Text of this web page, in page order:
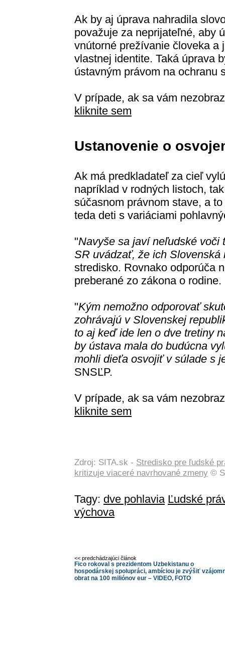
Ak by aj úprava nahradila
považuje za neprijateľné, aby
vnútorné prežívanie človeka a
vlastnej identite. Taká úprava
ústavným právom na ochranu
V prípade, ak sa vám
kliknite sem
Ustanovenie o
Ak má predkladateľ za cieľ
napríklad v rodných listoch,
súčasnom právnom stave, a
teda deti s variáciami
"Navyše sa javí neľudské voči
SR uvádzať, že ich Slovenská
stredisko. Rovnako odporúča
preberané zo zákona o rodine.
"Kým nemožno odporovať
zohrávajú v Slovenskej
to aj keď ide len o dve tretiny
by ústava mala do budúcna
mohli dieťa osvojiť v súlade s
SNSĽP.
V prípade, ak sa vám
kliknite sem
Zdroj: SITA.sk - Stredisko pre ľudské
kritizuje viaceré navrhované zmeny ©
Tagy: dve pohlavia Ľudské
výchova
<< predchádzajúci článok
Fico rokoval s prezidentom Uzbekistanu o
hospodárskej spolupráci, ambíciou je zvýšiť
obrat na 100 miliónov eur – VIDEO, FOTO